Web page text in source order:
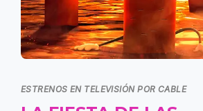
ESTRENOS EN TELEVISIÓN POR CABLE